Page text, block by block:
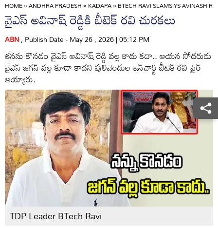
HOME»ANDHRA PRADESH»KADAPA»BTECH RAVI SLAMS YS AVINASH
వైఎస్ అవినాష్ రెడ్డికి బీటెక్ రవి చురకలు
ABN, Publish Date - May 26 , 2026 | 05:12 PM
తనను కొనడం వైఎస్ అవినాష్ రెడ్డి వల్ల కాదు కదా.. ఆయన సోదరుడు
వైఎస్ జగన్ వల్ల కూడా కాదని పులివెందుల ఇన్‌చార్జి బీటెక్ రవి ఫైర్
అయ్యారు.
TDP Leader BTech Ravi